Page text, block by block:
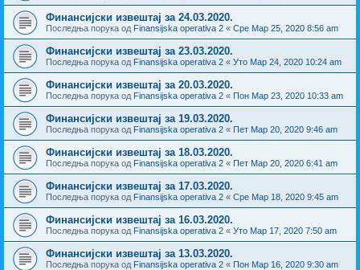
Финансијски извештај за 24.03.2020.
Последња порука од Finansijska operativa 2 « Сре Мар 25, 2020 8:56 am
Финансијски извештај за 23.03.2020.
Последња порука од Finansijska operativa 2 « Уто Мар 24, 2020 10:24 am
Финансијски извештај за 20.03.2020.
Последња порука од Finansijska operativa 2 « Пон Мар 23, 2020 10:33 am
Финансијски извештај за 19.03.2020.
Последња порука од Finansijska operativa 2 « Пет Мар 20, 2020 9:46 am
Финансијски извештај за 18.03.2020.
Последња порука од Finansijska operativa 2 « Пет Мар 20, 2020 6:41 am
Финансијски извештај за 17.03.2020.
Последња порука од Finansijska operativa 2 « Сре Мар 18, 2020 9:45 am
Финансијски извештај за 16.03.2020.
Последња порука од Finansijska operativa 2 « Уто Мар 17, 2020 7:50 am
Финансијски извештај за 13.03.2020.
Последња порука од Finansijska operativa 2 « Пон Мар 16, 2020 9:30 am